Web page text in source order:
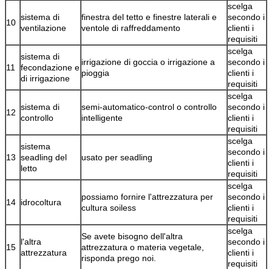
10
sistema di
ventilazione
finestra del tetto e finestre laterali e
ventole di raffreddamento
scelga
secondo i
clienti i
requisiti
11
sistema di
fecondazione e
di irrigazione
irrigazione di goccia o irrigazione a
pioggia
scelga
secondo i
clienti i
requisiti
12
sistema di
controllo
semi-automatico-control o controllo
intelligente
scelga
secondo i
clienti i
requisiti
13
sistema
seadling del
letto
usato per seadling
scelga
secondo i
clienti i
requisiti
14 idrocoltura
possiamo fornire l'attrezzatura per
cultura soiless
scelga
secondo i
clienti i
requisiti
15
l'altra
attrezzatura
Se avete bisogno dell'altra
attrezzatura o materia vegetale,
risponda prego noi.
scelga
secondo i
clienti i
requisiti